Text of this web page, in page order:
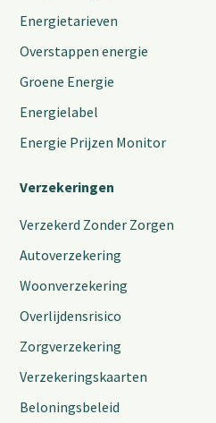
Energietarieven
Overstappen energie
Groene Energie
Energielabel
Energie Prijzen Monitor
Verzekeringen
Verzekerd Zonder Zorgen
Autoverzekering
Woonverzekering
Overlijdensrisico
Zorgverzekering
Verzekeringskaarten
Beloningsbeleid